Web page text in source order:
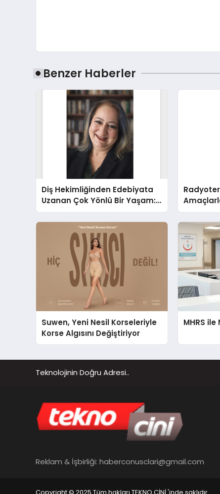
Benzer Haberler
Diş Hekimliğinden Edebiyata
Uzanan Çok Yönlü Bir Yaşam:
Yeşim Şahin Yaman
Suwen, Yeni Nesil Korseleriyle
Korse Algısını Değiştiriyor
MHRS ile
Teknolojinin Doğru Adresi..
Reklam & İşbirliği: haberconusclari@gmail.com